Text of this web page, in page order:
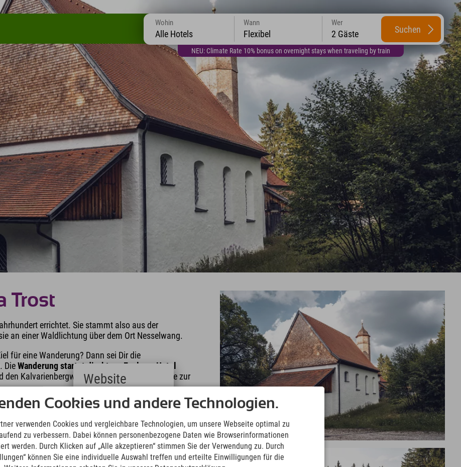
NEU: Climate Rate 10% bonus on overnight stays when traveling by train
Wohin
Alle Hotels
Wann
Flexibel
Wer
2 Gäste Suchen
Trost
errichtet. Sie stammt also aus der
an einer Waldlichtung über dem Ort Nesselwang.
für eine Wanderung? Dann sei Dir die
DieWanderung startet direkt am Explorer Hotel
den Kalvarienbergweg in ca. einer halben Stunde zur
Cookies und andere Technologien.
verwenden Cookies und vergleichbare Technologien, um unsere Webseite optimal zu
zu verbessern. Dabei können personenbezogene Daten wie Browserinformationen
werden. Durch Klicken auf „Alle akzeptieren“ stimmen Sie der Verwendung zu. Durch
können Sie eine individuelle Auswahl treffen und erteilte Einwilligungen für die
Website
Deutsch
(German)
English
(English)
Italiano
(Italian)
Čeština